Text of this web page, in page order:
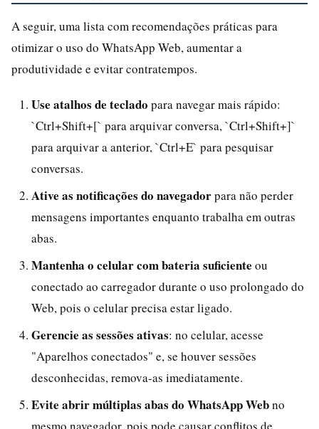
A seguir, uma lista com recomendações práticas para
otimizar o uso do WhatsApp Web, aumentar a
produtividade e evitar contratempos.
Use atalhos de teclado para navegar mais rápido:
`Ctrl+Shift+[` para arquivar conversa, `Ctrl+Shift+]`
para arquivar a anterior, `Ctrl+E` para pesquisar
conversas.
Ative as notificações do navegadorpara não perder
mensagens importantes enquanto trabalha em outras
abas.
Mantenha o celular com bateria suficiente ou
conectado ao carregador durante o uso prolongado do
Web, pois o celular precisa estar ligado.
Gerencie as sessões ativas: no celular, acesse
"Aparelhos conectados" e, se houver sessões
desconhecidas, remova-as imediatamente.
Evite abrir múltiplas abas do WhatsApp Webno
mesmo navegador, pois pode causar conflitos de